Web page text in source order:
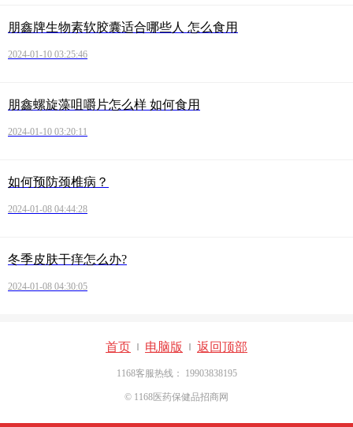
朋鑫牌生物素软胶囊适合哪些人 怎么食用
2024-01-10 03:25:46
朋鑫螺旋藻咀嚼片怎么样 如何食用
2024-01-10 03:20:11
如何预防颈椎病？
2024-01-08 04:44:28
冬季皮肤干痒怎么办?
2024-01-08 04:30:05
首页 | 电脑版 | 返回顶部
1168客服热线： 19903838195
© 1168医药保健品招商网